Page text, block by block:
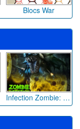
Blocs War
Infection Zombie: L'Invasion Nocturne